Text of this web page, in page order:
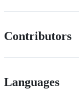
Contributors
Languages